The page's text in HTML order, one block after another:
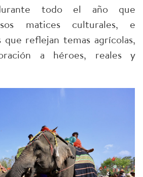
todo el año que
matices culturales, e
que reflejan temas agrícolas,
a héroes, reales y